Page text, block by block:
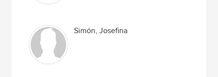
Simón, Josefina